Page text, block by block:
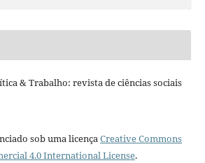
& Trabalho: revista de ciências sociais
sob uma licençaCreative Commons
4.0 International License.